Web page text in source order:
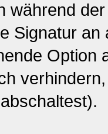
während
Signatur
Option